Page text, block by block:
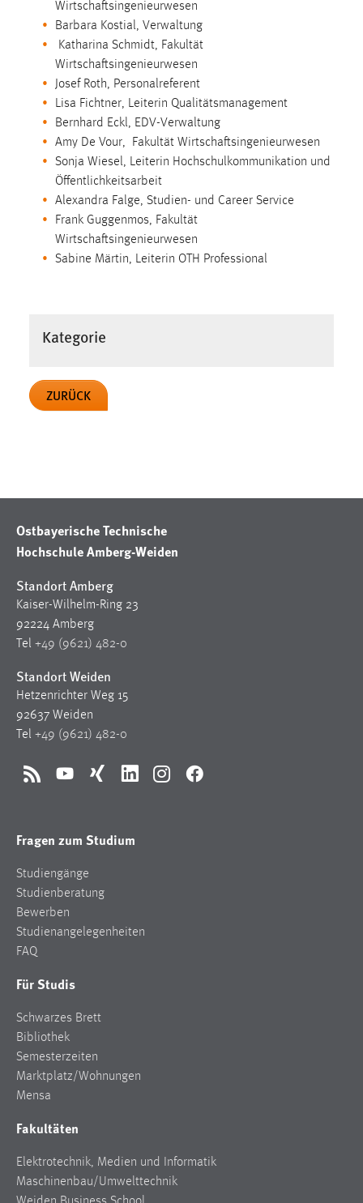
Wirtschaftsingenieurwesen
Barbara Kostial, Verwaltung
Katharina Schmidt, Fakultät
Wirtschaftsingenieurwesen
Josef Roth, Personalreferent
Lisa Fichtner, Leiterin Qualitätsmanagement
Bernhard Eckl, EDV-Verwaltung
Amy De Vour, Fakultät Wirtschaftsingenieurwesen
Sonja Wiesel, Leiterin Hochschulkommunikation und
Öffentlichkeitsarbeit
Alexandra Falge, Studien- und Career Service
Frank Guggenmos, Fakultät
Wirtschaftsingenieurwesen
Sabine Märtin, Leiterin OTH Professional
Kategorie
ZURÜCK
Ostbayerische Technische
Hochschule Amberg-Weiden
Standort Amberg
Kaiser-Wilhelm-Ring 23
92224 Amberg
Tel +49 (9621) 482-0
Standort Weiden
Hetzenrichter Weg 15
92637 Weiden
Tel +49 (9621) 482-0
RSS YouTubeXing LinkedInInstagramFacebook
Fragen zum Studium
Studiengänge
Studienberatung
Bewerben
Studienangelegenheiten
FAQ
Für Studis
Schwarzes Brett
Bibliothek
Semesterzeiten
Marktplatz/Wohnungen
Mensa
Fakultäten
Elektrotechnik, Medien und Informatik
Maschinenbau/Umwelttechnik
Login
Name:
fe_user, be_user, be_lastLoginProvider
Zweck:
Dieser Cookie ist notwendig um sich an der Website
einloggen zu können.
Cookie Laufzeit:
unsere Besucher unsere Website nutzen.
Matomo
Name:
Max. 13 Monate
MARKETING
Marketing Cookies werden von Drittanbietern
verwendet, um personalisierte Werbung anzuzeigen.
Sie tun dies, indem sie Besucher über Websites
hinweg verfolgen.
Google Ads
Name:
Zweck:
Cookie Laufzeit:
Name:
Anbieter:
Facebook
Zweck:
Cookie Laufzeit: